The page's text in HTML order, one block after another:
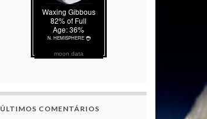
moon data
ÚLTIMOS COMENTÁRIOS